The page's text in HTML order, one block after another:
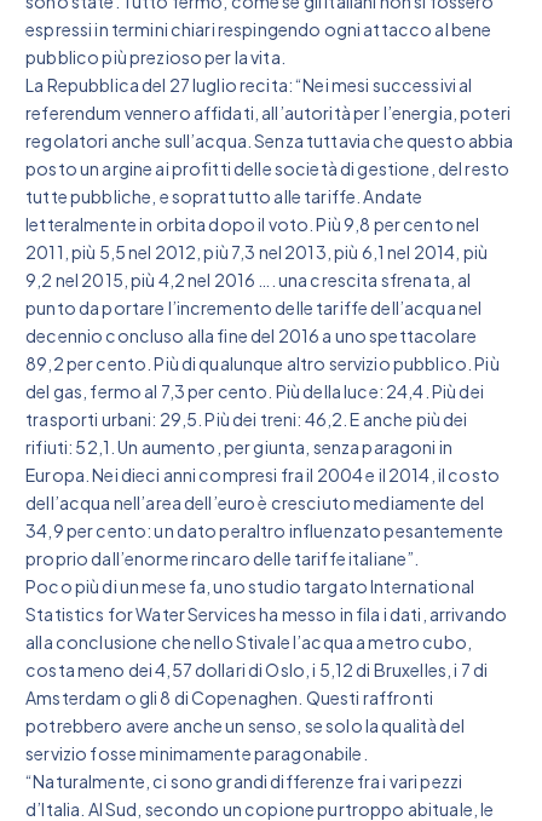
espressi in termini chiari respingendo ogni attacco al bene
pubblico più prezioso per la vita.
La Repubblica del 27 luglio recita: “Nei mesi successivi al
referendum vennero affidati, all’autorità per l’energia, poteri
regolatori anche sull’acqua. Senza tuttavia che questo abbia
posto un argine ai profitti delle società di gestione, del resto
tutte pubbliche, e soprattutto alle tariffe. Andate
letteralmente in orbita dopo il voto. Più 9,8 per cento nel
2011, più 5,5 nel 2012, più 7,3 nel 2013, più 6,1 nel 2014, più
9,2 nel 2015, più 4,2 nel 2016 …. una crescita sfrenata, al
punto da portare l’incremento delle tariffe dell’acqua nel
decennio concluso alla fine del 2016 a uno spettacolare
89,2 per cento. Più di qualunque altro servizio pubblico. Più
del gas, fermo al 7,3 per cento. Più della luce: 24,4. Più dei
trasporti urbani: 29,5. Più dei treni: 46,2. E anche più dei
rifiuti: 52,1. Un aumento, per giunta, senza paragoni in
Europa. Nei dieci anni compresi fra il 2004 e il 2014, il costo
dell’acqua nell’area dell’euro è cresciuto mediamente del
34,9 per cento: un dato peraltro influenzato pesantemente
proprio dall’enorme rincaro delle tariffe italiane”.
Poco più di un mese fa, uno studio targato International
Statistics for Water Services ha messo in fila i dati, arrivando
alla conclusione che nello Stivale l’acqua a metro cubo,
costa meno dei 4,57 dollari di Oslo, i 5,12 di Bruxelles, i 7 di
Amsterdam o gli 8 di Copenaghen. Questi raffronti
potrebbero avere anche un senso, se solo la qualità del
servizio fosse minimamente paragonabile.
“Naturalmente, ci sono grandi differenze fra i vari pezzi
d’Italia. Al Sud, secondo un copione purtroppo abituale, le